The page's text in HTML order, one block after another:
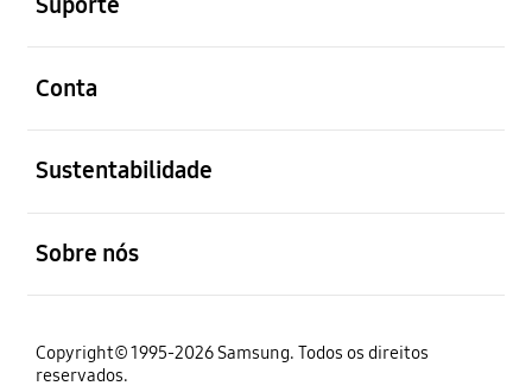
Conta
Sustentabilidade
Sobre nós
Copyright© 1995-2026 Samsung. Todos os direitos
reservados.